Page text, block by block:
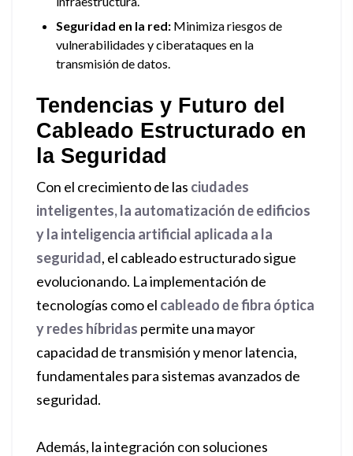
Seguridad en la red: Minimiza riesgos de
vulnerabilidades y ciberataques en la
transmisión de datos.
Tendencias y Futuro del
Cableado Estructurado en
la Seguridad
Con el crecimiento de las ciudades
inteligentes, la automatización de edificios
y la inteligencia artificial aplicada a la
seguridad, el cableado estructurado sigue
evolucionando. La implementación de
tecnologías como el cableado de fibra óptica
y redes híbridas permite una mayor
capacidad de transmisión y menor latencia,
fundamentales para sistemas avanzados de
seguridad.
Además, la integración con soluciones